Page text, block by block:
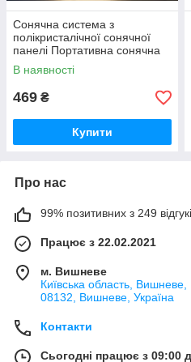
Сонячна система з
полікристалічної сонячної
панелі Портативна сонячна
станція ліхтарYW-7728
зарядка
В наявності
469 ₴
Купити
Про нас
99% позитивних з 249
Працює з 22.02.2021
м. Вишневе
Київська область,
08132, Вишневе, Україна
Контакти
Сьогодні працює з 09:00